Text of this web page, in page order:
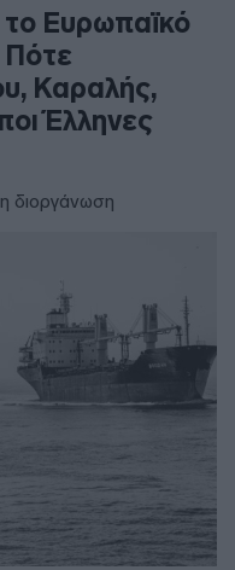
το Ευρωπαϊκό
Πότε
Καραλής,
Έλληνες
διοργάνωση